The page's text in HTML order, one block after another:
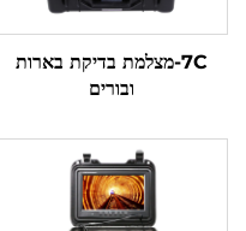
7C-מצלמת בדיקת בארות
ובורים